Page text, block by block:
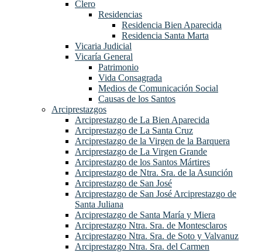
Clero
Residencias
Residencia Bien Aparecida
Residencia Santa Marta
Vicaria Judicial
Vicaría General
Patrimonio
Vida Consagrada
Medios de Comunicación Social
Causas de los Santos
Arciprestazgos
Arciprestazgo de La Bien Aparecida
Arciprestazgo de La Santa Cruz
Arciprestazgo de la Virgen de la Barquera
Arciprestazgo de La Virgen Grande
Arciprestazgo de los Santos Mártires
Arciprestazgo de Ntra. Sra. de la Asunción
Arciprestazgo de San José
Arciprestazgo de San José Arciprestazgo de
Santa Juliana
Arciprestazgo de Santa María y Miera
Arciprestazgo Ntra. Sra. de Montesclaros
Arciprestazgo Ntra. Sra. de Soto y Valvanuz
Arciprestazgo Ntra. Sra. del Carmen